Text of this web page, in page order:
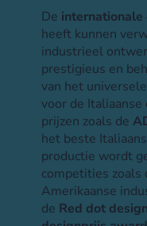
De internationale
heeft kunnen
industrieel
prestigieus en
van het
voor de
prijzen zoals de
het beste
productie wordt
competities zoals
Amerikaanse
de Red dot